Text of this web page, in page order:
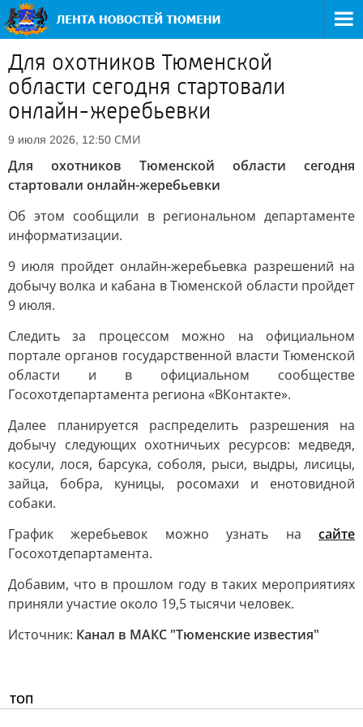
Для охотников Тюменской
области сегодня стартовали
онлайн-жеребьевки
9 июля 2026, 12:50 СМИ
Для охотников Тюменской области сегодня
стартовали онлайн-жеребьевки
Об этом сообщили в региональном департаменте
информатизации.
9 июля пройдет онлайн-жеребьевка разрешений на
добычу волка и кабана в Тюменской области пройдет
9 июля.
Следить за процессом можно на официальном
портале органов государственной власти Тюменской
области и в официальном сообществе
Госохотдепартамента региона «ВКонтакте».
Далее планируется распределить разрешения на
добычу следующих охотничьих ресурсов: медведя,
косули, лося, барсука, соболя, рыси, выдры, лисицы,
зайца, бобра, куницы, росомахи и енотовидной
собаки.
График жеребьевок можно узнать на сайте
Госохотдепартамента.
Добавим, что в прошлом году в таких мероприятиях
приняли участие около 19,5 тысячи человек.
Источник: Канал в МАКС "Тюменские известия"
ТОП